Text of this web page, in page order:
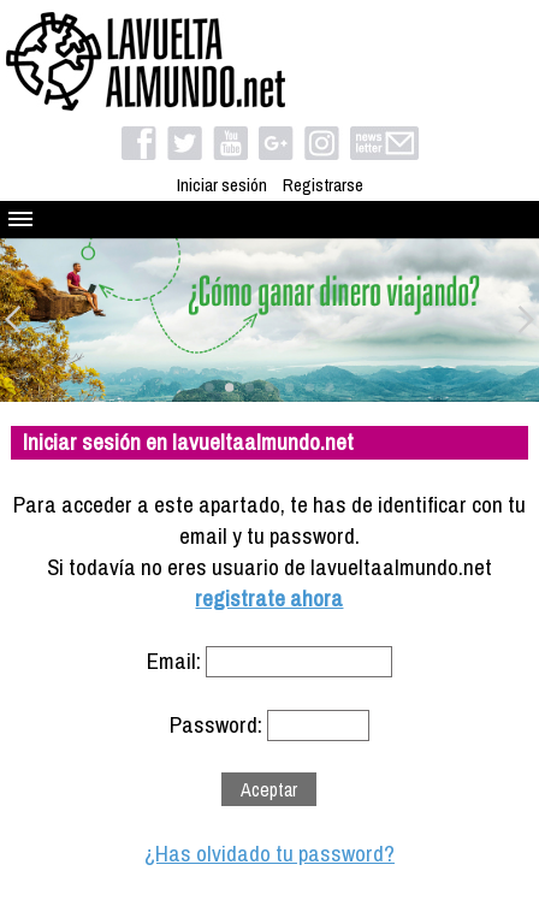
Iniciar sesión Registrarse
Quienes somos
El proyecto
Blog
Viaja con nosotros
Camino solidario
Libros
Compañeros de viaje
Info viajeros
Iniciar sesión en lavueltaalmundo.net
Para acceder a este apartado, te has de identificar con tu
email y tu password.
Si todavía no eres usuario de lavueltaalmundo.net
registrate ahora
Email:
Password:
¿Has olvidado tu password?